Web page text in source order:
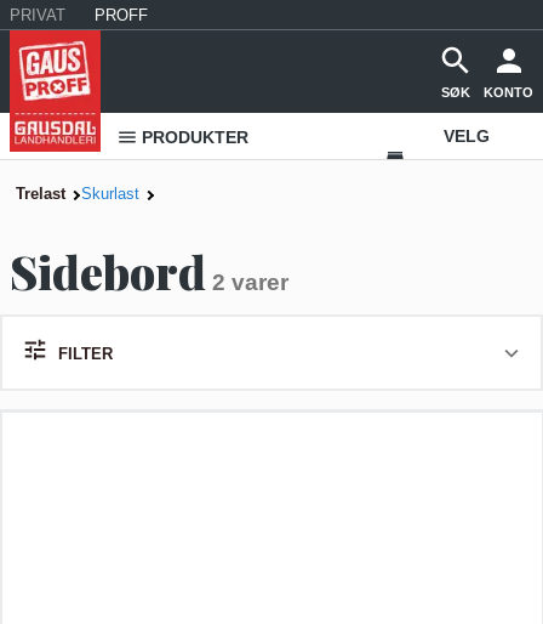
PRIVAT PROFF
SØK KONTO
PRODUKTER VELG
Trelast Skurlast
Sidebord 2 varer
FILTER